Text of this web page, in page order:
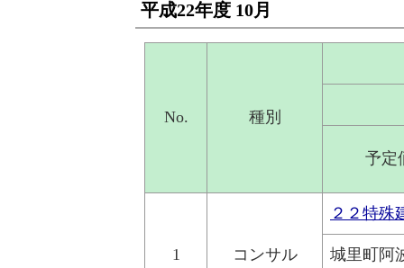
平成22年度 10月
No. 種別
予定
1 コンサル
２２特殊
城里町阿